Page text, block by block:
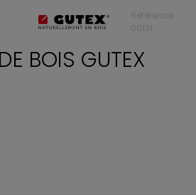
Référence
00131
BOIS GUTEX